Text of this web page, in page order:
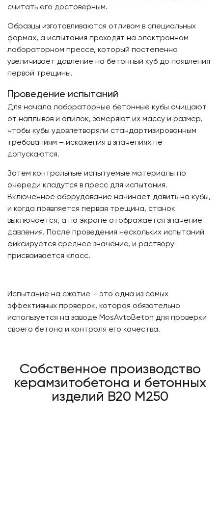
считать его достоверным.
Образцы изготавливаются отливом в специальных
формах, а испытания проходят на электронном
лабораторном прессе, который постепенно
увеличивает давление на бетонный куб до появления
первой трещины.
Проведение испытаний
Для начала лабораторные бетонные кубы очищают
от наплывов и опилок, замеряют их массу и размер,
чтобы кубы удовлетворяли стандартизированным
требованиям – искажения в значениях не
допускаются.
Затем контрольные испытуемые материалы по
очереди кладутся в пресс для испытания.
Включенное оборудование начинает давить на кубы,
и когда появляется первая трещина, станок
выключается, а на экране отображается значение
давления. После проведения нескольких испытаний
фиксируется среднее значение, и раствору
присваивается класс.
Испытание на сжатие – это одна из самых
эффективных проверок, которая обязательно
используется на заводе MosAvtoBeton для проверки
своего бетона и контроля его качества.
Собственное производство
керамзитобетона и бетонных
изделий В20 М250